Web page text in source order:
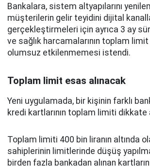
Bankalara, sistem altyapılarını
müşterilerin gelir teyidini dijital
gerçekleştirmeleri için ayrıca 3 ay
ve sağlık harcamalarının toplam limit
olumsuz etkilenmemesi istendi.
Toplam limit esas alınacak
Yeni uygulamada, bir kişinin farklı
kredi kartlarının toplam limiti dikkate
Toplam limiti 400 bin liranın altında
sahiplerinin limitlerinde düşüş
birden fazla bankadan alınan